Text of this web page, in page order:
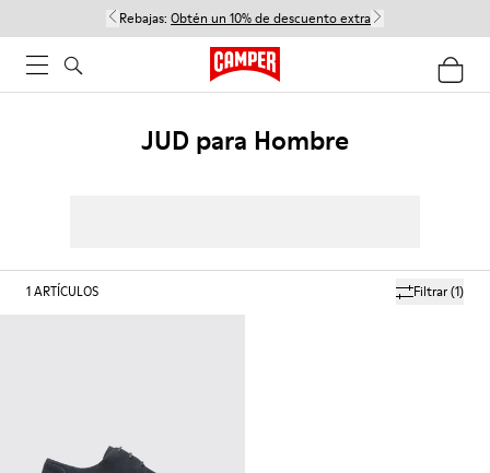
Rebajas: Obtén un 10% de descuento extra
JUD para Hombre
Filtrar(1)
1ARTÍCULOS